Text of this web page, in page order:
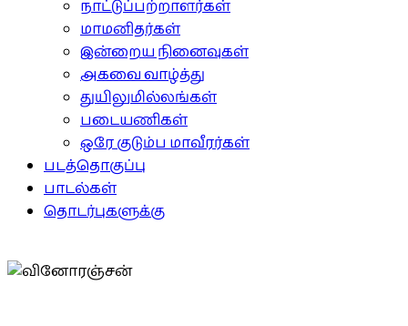
நாட்டுப்பற்றாளர்கள்
மாமனிதர்கள்
இன்றைய நினைவுகள்
அகவை வாழ்த்து
துயிலுமில்லங்கள்
படையணிகள்
ஒரே குடும்ப மாவீரர்கள்
படத்தொகுப்பு
பாடல்கள்
தொடர்புகளுக்கு